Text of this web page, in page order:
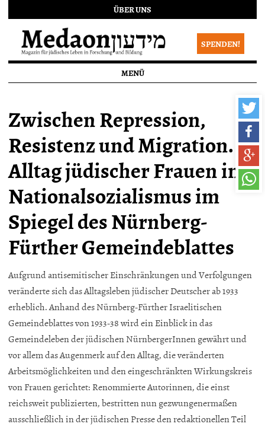
ÜBER UNS
SPENDEN!
MENÜ
Zwischen Repression,
Resistenz und Migration.
Alltag jüdischer Frauen im
Nationalsozialismus im
Spiegel des Nürnberg-
Fürther Gemeindeblattes
Aufgrund antisemitischer Einschränkungen und Verfolgungen
veränderte sich das Alltagsleben jüdischer Deutscher ab 1933
erheblich. Anhand des Nürnberg-Fürther Israelitischen
Gemeindeblattes von 1933-38 wird ein Einblick in das
Gemeindeleben der jüdischen NürnbergerInnen gewährt und
vor allem das Augenmerk auf den Alltag, die veränderten
Arbeitsmöglichkeiten und den eingeschränkten Wirkungskreis
von Frauen gerichtet: Renommierte Autorinnen, die einst
reichsweit publizierten, bestritten nun gezwungenermaßen
ausschließlich in der jüdischen Presse den redaktionellen Teil